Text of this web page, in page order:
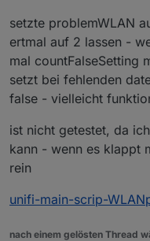
setzte problemWLAN
ertmal auf 2 lassen -
mal countFalseSetting
setzt bei fehlenden
false - vielleicht
ist nicht getestet, da
kann - wenn es klappt
rein
unifi-main-scrip-
nach einem gelösten Thread